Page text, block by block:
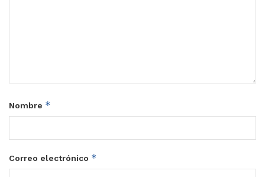
Nombre *
Correo electrónico *